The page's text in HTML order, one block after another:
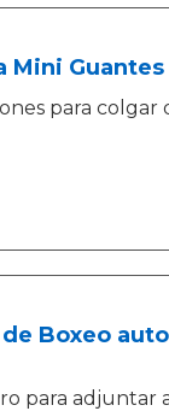
Mini
para colgar
Boxeo
para adjuntar